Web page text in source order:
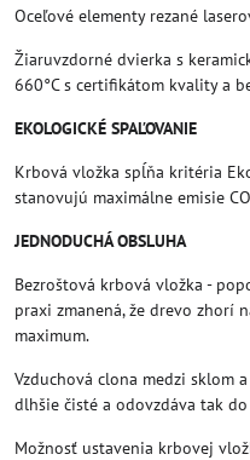
Oceľové elementy rezané
Žiaruvzdorné dvierka s
660°C s certifikátom kvality a
EKOLOGICKÉ SPAĽOVANIE
Krbová vložka spĺňa kritéria
stanovujú maximálne emisie
JEDNODUCHÁ OBSLUHA
Bezroštová krbová vložka -
praxi zmanená, že drevo zhorí
maximum.
Vzduchová clona medzi sklom
dlhšie čisté a odovzdáva tak
Možnosť ustavenia krbovej